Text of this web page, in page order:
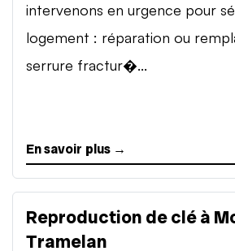
intervenons en urgence pour
logement : réparation ou
serrure fractur�...
En savoir plus →
Reproduction de clé à
Tramelan